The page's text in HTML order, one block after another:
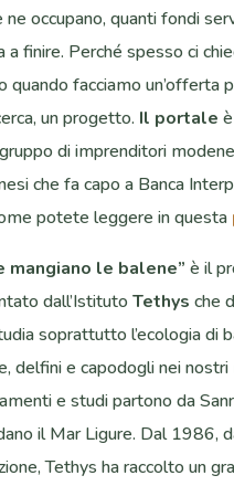
ne occupano, quanti fondi
a finire. Perché spesso ci
quando facciamo un’offerta
un progetto. Il portale
di imprenditori
che fa capo a Banca
potete leggere in questa
mangiano le balene” è il
dall’IstitutoTethys che
soprattutto l’ecologia di
delfini e capodogli nei
e studi partono da
il Mar Ligure. Dal 1986,
Tethys ha raccolto un